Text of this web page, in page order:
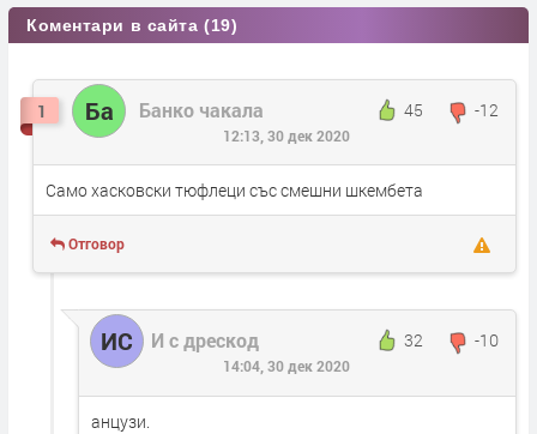
Коментари в сайта (19)
1 Ба Банко чакала 45 -12
12:13, 30 дек 2020
Само хасковски тюфлеци със смешни шкембета
Отговор
ИС И с дрескод 32 -10
14:04, 30 дек 2020
анцузи.